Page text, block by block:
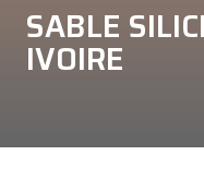
SABLE
IVOIRE